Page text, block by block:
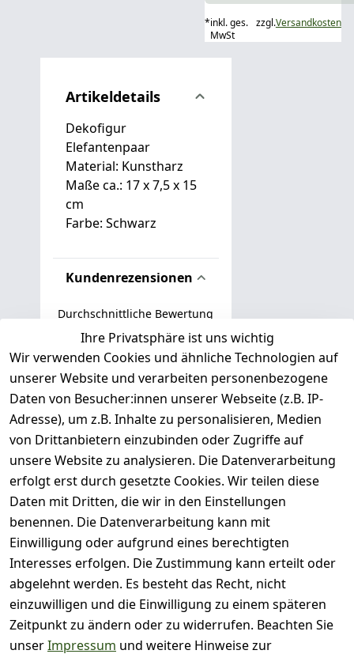
*inkl. ges.
MwSt
zzgl.Versandkosten
Artikeldetails
Dekofigur
Elefantenpaar
Material: Kunstharz
Maße ca.: 17 x 7,5 x 15
cm
Farbe: Schwarz
Kundenrezensionen
Durchschnittliche Bewertung
0
Basierend auf 0 Bewertung(en)
Bewertung abgeben
5
( 0
)
4
( 0
)
3
( 0
)
2
( 0
1
)
Es hat noch niemand
Ihre Privatsphäre ist uns wichtig
Wir verwenden Cookies und ähnliche Technologien auf
unserer Website und verarbeiten personenbezogene
Daten von Besucher:innen unserer Webseite (z.B. IP-
Adresse), um z.B. Inhalte zu personalisieren, Medien
von Drittanbietern einzubinden oder Zugriffe auf
unsere Website zu analysieren. Die Datenverarbeitung
erfolgt erst durch gesetzte Cookies. Wir teilen diese
Daten mit Dritten, die wir in den Einstellungen
benennen. Die Datenverarbeitung kann mit
Einwilligung oder aufgrund eines berechtigten
Interesses erfolgen. Die Zustimmung kann erteilt oder
abgelehnt werden. Es besteht das Recht, nicht
einzuwilligen und die Einwilligung zu einem späteren
Zeitpunkt zu ändern oder zu widerrufen. Beachten Sie
unserImpressum und weitere Hinweise zur